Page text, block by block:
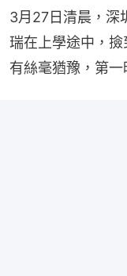
3月27日清晨，深
瑞在上學途中，
有絲毫猶豫，第一